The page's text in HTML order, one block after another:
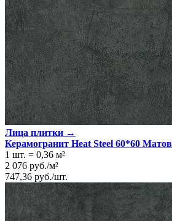
Лица плитки →
Керамогранит Heat Steel 60*60
1 шт. = 0,36 м²
2 076 руб./м²
747,36 руб./шт.